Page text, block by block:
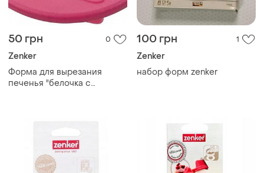
50 грн 0
Zenker
Форма для вырезания
печенья "белочка с
100 грн 1
Zenker
набор форм zenker